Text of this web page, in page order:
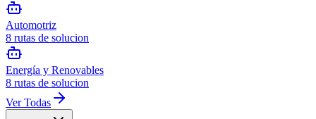
Automotriz
8 rutas de solucion
Energía y Renovables
8 rutas de solucion
Ver Todas